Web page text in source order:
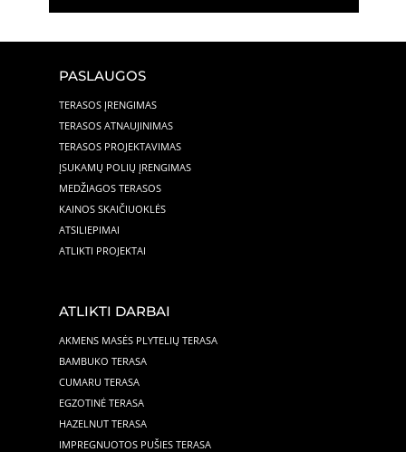
PASLAUGOS
TERASOS ĮRENGIMAS
TERASOS ATNAUJINIMAS
TERASOS PROJEKTAVIMAS
ĮSUKAMŲ POLIŲ ĮRENGIMAS
MEDŽIAGOS TERASOS
KAINOS SKAIČIUOKLĖS
ATSILIEPIMAI
ATLIKTI PROJEKTAI
ATLIKTI DARBAI
AKMENS MASĖS PLYTELIŲ TERASA
BAMBUKO TERASA
CUMARU TERASA
EGZOTINĖ TERASA
HAZELNUT TERASA
IMPREGNUOTOS PUŠIES TERASA